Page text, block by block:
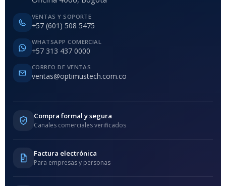
VENTAS Y SOPORTE
+57 (601) 508 5475
WHATSAPP COMERCIAL
+57 313 437 0000
CORREO DE VENTAS
ventas@optimustech.com.co
Compra formal y segura
Canales comerciales verificados
Factura electrónica
Para empresas y personas